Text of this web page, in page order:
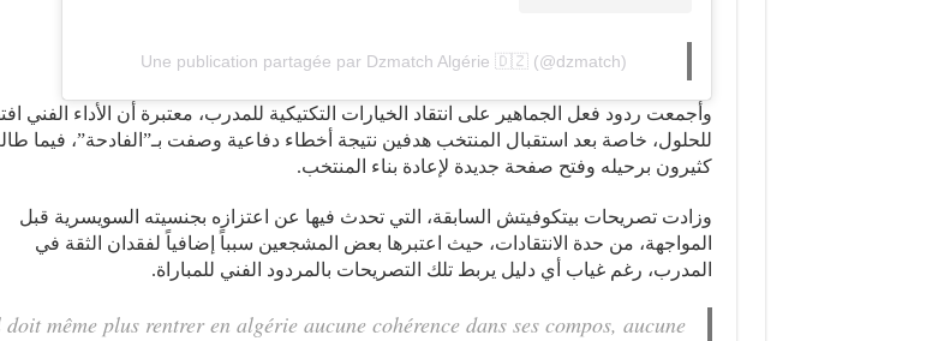
Une publication partagée par Dzmatch Algérie 🇩🇿 (@dzmatch)
وأجمعت ردود فعل الجماهير على انتقاد الخيارات التكتيكية للمدرب، معتبرة أن الأداء الفني
للحلول، خاصة بعد استقبال المنتخب هدفين نتيجة أخطاء دفاعية وصفت بـ”الفادحة”، فيما
كثيرون برحيله وفتح صفحة جديدة لإعادة بناء المنتخب.
وزادت تصريحات بيتكوفيتش السابقة، التي تحدث فيها عن اعتزازه بجنسيته السويسرية قبل
المواجهة، من حدة الانتقادات، حيث اعتبرها بعض المشجعين سبباً إضافياً لفقدان الثقة في
المدرب، رغم غياب أي دليل يربط تلك التصريحات بالمردود الفني للمباراة.
même plus rentrer en algérie aucune cohérence dans ses compos, aucune